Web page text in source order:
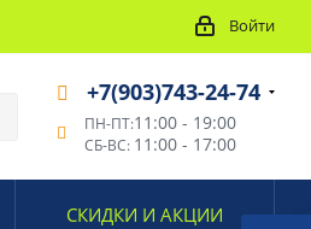
Войти
+7(903)743-24-74
ПН-ПТ:11:00 - 19:00
СБ-ВС: 11:00 - 17:00
СКИДКИ И АКЦИИ